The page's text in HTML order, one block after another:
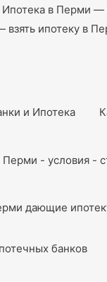
Ипотека в Перми —
ипотеку в
и Ипотека
Перми - условия -
дающие
банков